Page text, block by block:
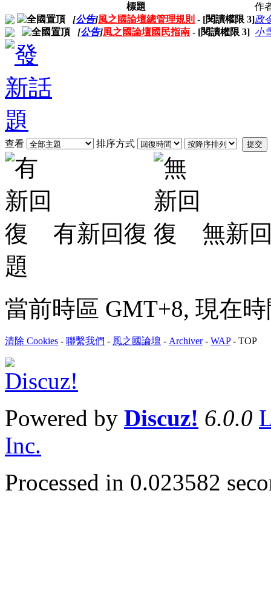
標題
作
[公告]風之國論壇總管理規則 - [閱讀權限 3]政
[公告]風之國論壇國民指南 - [閱讀權限 3] 小
查看 排序方式 提交
有新回復
無新
題
當前時區 GMT+8, 現在
清除 Cookies - 聯繫我們 - 風之國論壇 - Archiver- WAP- TOP
Powered by Discuz! 6.0.0
Inc.
Processed in 0.023582